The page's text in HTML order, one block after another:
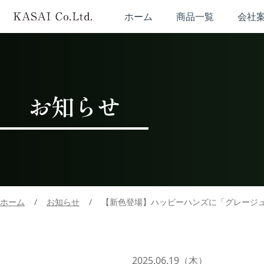
ホーム 商品一覧 会社
お知らせ
ホーム / お知らせ / 【新色登場】ハッピーハンズに「グレー
2025.06.19（木）